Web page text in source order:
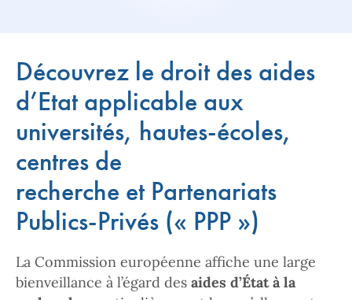
Découvrez le droit des aides
d’Etat applicable aux
universités, hautes-écoles,
centres de
recherche et Partenariats
Publics-Privés (« PPP »)
La Commission européenne affiche une large
bienveillance à l’égard des aides d’État à la